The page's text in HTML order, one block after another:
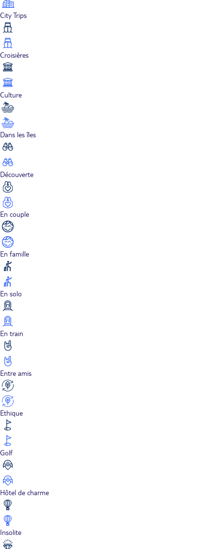
City Trips
Croisières
Culture
Dans les îles
Découverte
En couple
En famille
En solo
En train
Entre amis
Ethique
Golf
Hôtel de charme
Insolite